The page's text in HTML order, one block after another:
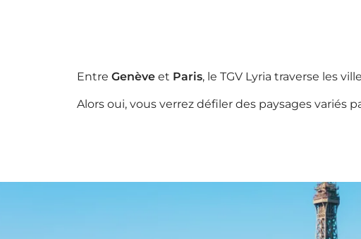
Entre Genève et Paris, le TGV Lyria traverse les
Alors oui, vous verrez défiler des paysages variés